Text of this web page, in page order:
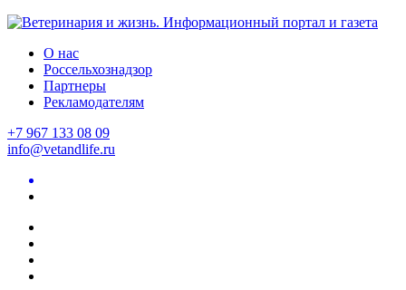
О нас
Россельхознадзор
Партнеры
Рекламодателям
+7 967 133 08 09
info@vetandlife.ru